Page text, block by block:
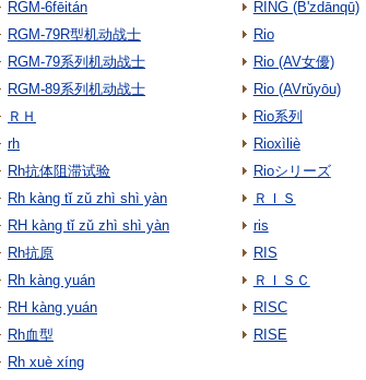
RGM-6fēitán
RGM-79R型机动战士
RGM-79系列机动战士
RGM-89系列机动战士
ＲＨ
rh
Rh抗体阻滞试验
Rh kàng tǐ zǔ zhì shì yàn
RH kàng tǐ zǔ zhì shì yàn
Rh抗原
Rh kàng yuán
RH kàng yuán
Rh血型
Rh xuè xíng
RING (B'zdānqū)
Rio
Rio (AV女優)
Rio (AVrǔyōu)
Rio系列
Rioxìliè
Rioシリーズ
ＲＩＳ
ris
RIS
ＲＩＳＣ
RISC
RISE